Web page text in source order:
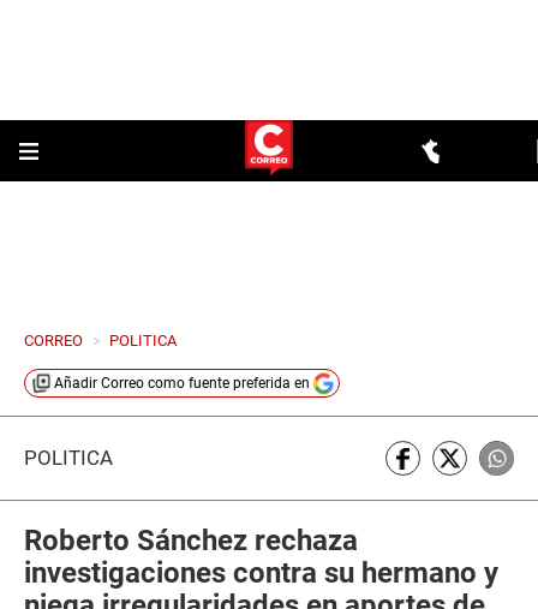
CORREO > POLITICA
Añadir Correo como fuente preferida en
POLÍTICA
Roberto Sánchez rechaza
investigaciones contra su hermano y